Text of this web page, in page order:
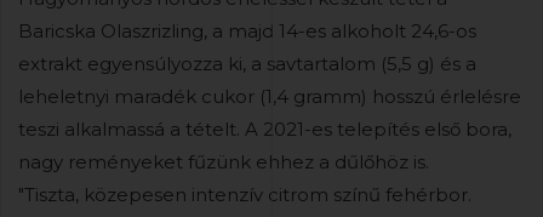
Baricska Olaszrizling, a majd 14-es alkoholt 24,6-os
extrakt egyensúlyozza ki, a savtartalom (5,5 g) és a
leheletnyi maradék cukor (1,4 gramm) hosszú érlelésre
teszi alkalmassá a tételt. A 2021-es telepítés első bora,
nagy reményeket fűzünk ehhez a dűlőhöz is.
"Tiszta, közepesen intenzív citrom színű fehérbor.